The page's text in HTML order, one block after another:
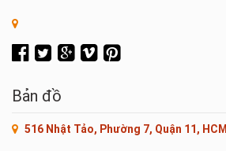
Bản đồ
516 Nhật Tảo, Phường 7, Quận 11, HCM